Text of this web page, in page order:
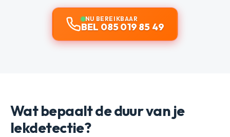
NU BEREIKBAAR
BEL 085 019 85 49
Wat bepaalt de duur van je
lekdetectie?